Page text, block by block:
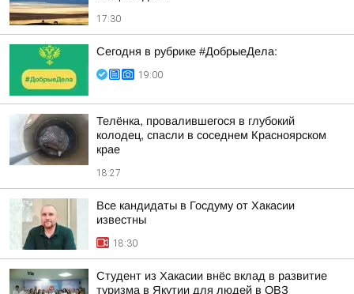
17:30
Сегодня в рубрике #ДобрыеДела:
19:00
Телёнка, провалившегося в глубокий
колодец, спасли в соседнем Красноярском
крае
18:27
Все кандидаты в Госдуму от Хакасии
известны
18:30
Студент из Хакасии внёс вклад в развитие
туризма в Якутии для людей в ОВЗ